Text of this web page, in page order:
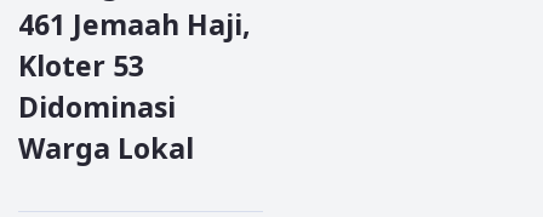
461 Jemaah Haji,
Kloter 53
Didominasi
Warga Lokal